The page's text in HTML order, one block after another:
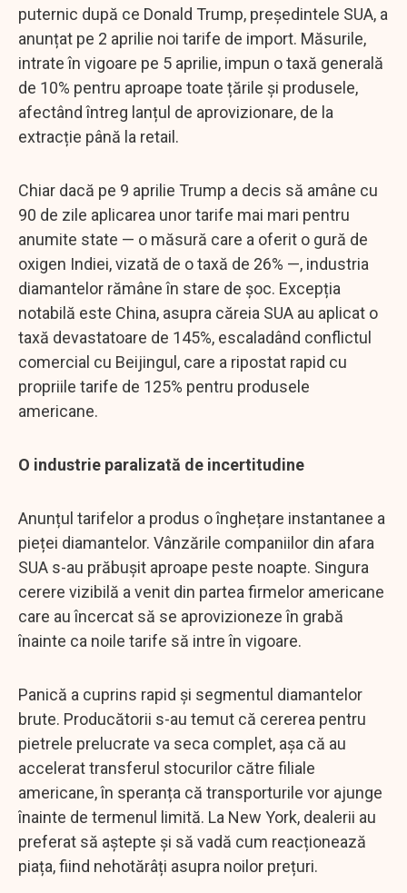
puternic după ce Donald Trump, președintele SUA, a
anunțat pe 2 aprilie noi tarife de import. Măsurile,
intrate în vigoare pe 5 aprilie, impun o taxă generală
de 10% pentru aproape toate țările și produsele,
afectând întreg lanțul de aprovizionare, de la
extracție până la retail.
Chiar dacă pe 9 aprilie Trump a decis să amâne cu
90 de zile aplicarea unor tarife mai mari pentru
anumite state — o măsură care a oferit o gură de
oxigen Indiei, vizată de o taxă de 26% —, industria
diamantelor rămâne în stare de șoc. Excepția
notabilă este China, asupra căreia SUA au aplicat o
taxă devastatoare de 145%, escaladând conflictul
comercial cu Beijingul, care a ripostat rapid cu
propriile tarife de 125% pentru produsele
americane.
O industrie paralizată de incertitudine
Anunțul tarifelor a produs o înghețare instantanee a
pieței diamantelor. Vânzările companiilor din afara
SUA s-au prăbușit aproape peste noapte. Singura
cerere vizibilă a venit din partea firmelor americane
care au încercat să se aprovizioneze în grabă
înainte ca noile tarife să intre în vigoare.
Panică a cuprins rapid și segmentul diamantelor
brute. Producătorii s-au temut că cererea pentru
pietrele prelucrate va seca complet, așa că au
accelerat transferul stocurilor către filiale
americane, în speranța că transporturile vor ajunge
înainte de termenul limită. La New York, dealerii au
preferat să aștepte și să vadă cum reacționează
piața, fiind nehotărâți asupra noilor prețuri.